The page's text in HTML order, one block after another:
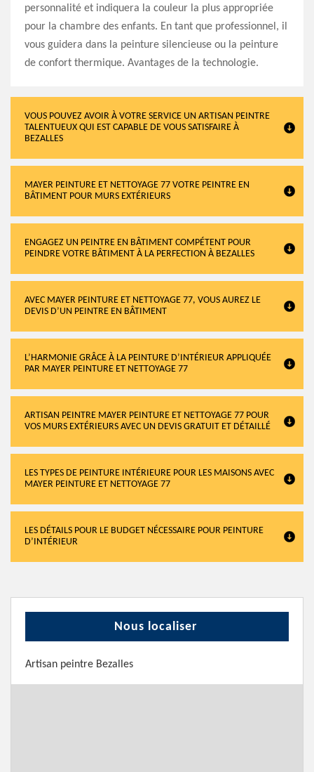
personnalité et indiquera la couleur la plus appropriée
pour la chambre des enfants. En tant que professionnel, il
vous guidera dans la peinture silencieuse ou la peinture
de confort thermique. Avantages de la technologie.
VOUS POUVEZ AVOIR À VOTRE SERVICE UN ARTISAN PEINTRE
TALENTUEUX QUI EST CAPABLE DE VOUS SATISFAIRE À
BEZALLES
MAYER PEINTURE ET NETTOYAGE 77 VOTRE PEINTRE EN
BÂTIMENT POUR MURS EXTÉRIEURS
ENGAGEZ UN PEINTRE EN BÂTIMENT COMPÉTENT POUR
PEINDRE VOTRE BÂTIMENT À LA PERFECTION À BEZALLES
AVEC MAYER PEINTURE ET NETTOYAGE 77, VOUS AUREZ LE
DEVIS D’UN PEINTRE EN BÂTIMENT
L’HARMONIE GRÂCE À LA PEINTURE D’INTÉRIEUR APPLIQUÉE
PAR MAYER PEINTURE ET NETTOYAGE 77
ARTISAN PEINTRE MAYER PEINTURE ET NETTOYAGE 77 POUR
VOS MURS EXTÉRIEURS AVEC UN DEVIS GRATUIT ET DÉTAILLÉ
LES TYPES DE PEINTURE INTÉRIEURE POUR LES MAISONS AVEC
MAYER PEINTURE ET NETTOYAGE 77
LES DÉTAILS POUR LE BUDGET NÉCESSAIRE POUR PEINTURE
D’INTÉRIEUR
Nous localiser
Artisan peintre Bezalles